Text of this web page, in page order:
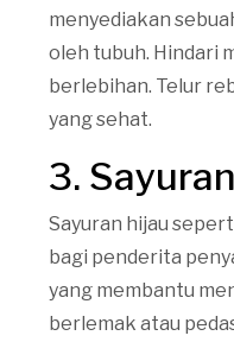
menyediakan
oleh tubuh. Hindari
berlebihan. Telur
yang sehat.
3.
Sayuran hijau
bagi penderita
yang membantu
berlemak atau